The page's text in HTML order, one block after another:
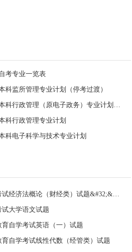
考专业一览表
科监所管理专业计划（停考过渡）
2024年10月河南自考本科行政管理（原电子政务）专业计划（停考过渡）
科行政管理专业计划
科电子科学与技术专业计划
全国2024年4月自学考试经济法概论（财经类）试题&#32;&#32;
试大学语文试题
育自学考试英语（一）试题
育自学考试线性代数（经管类）试题